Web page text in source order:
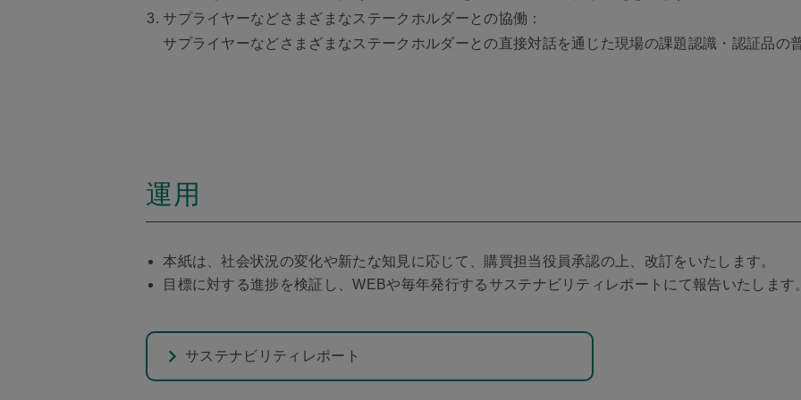
サプライヤーなどさまざまなステークホルダーとの協働：
サプライヤーなどさまざまなステークホルダーとの直接対話を通じた現場の課題認識・認証品の
運用
本紙は、社会状況の変化や新たな知見に応じて、購買担当役員承認の上、改訂をいたします。
目標に対する進捗を検証し、WEBや毎年発行するサステナビリティレポートにて報告いたします
サステナビリティレポート